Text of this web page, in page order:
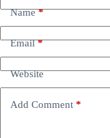
Name*
Email*
Website
Add Comment *